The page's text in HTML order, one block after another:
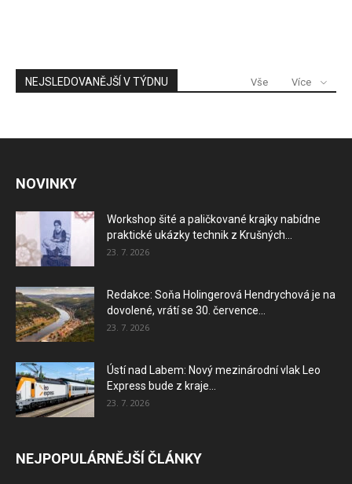
NEJSLEDOVANĚJŠÍ V TÝDNU Vše Více
NOVINKY
Workshop šité a paličkované krajky nabídne
praktické ukázky technik z Krušných...
23. 7. 2026
Redakce: Soňa Holingerová Hendrychová je na
dovolené, vrátí se 30. července...
23. 7. 2026
Ústí nad Labem: Nový mezinárodní vlak Leo
Express bude z kraje...
23. 7. 2026
NEJPOPULÁRNĚJŠÍ ČLÁNKY